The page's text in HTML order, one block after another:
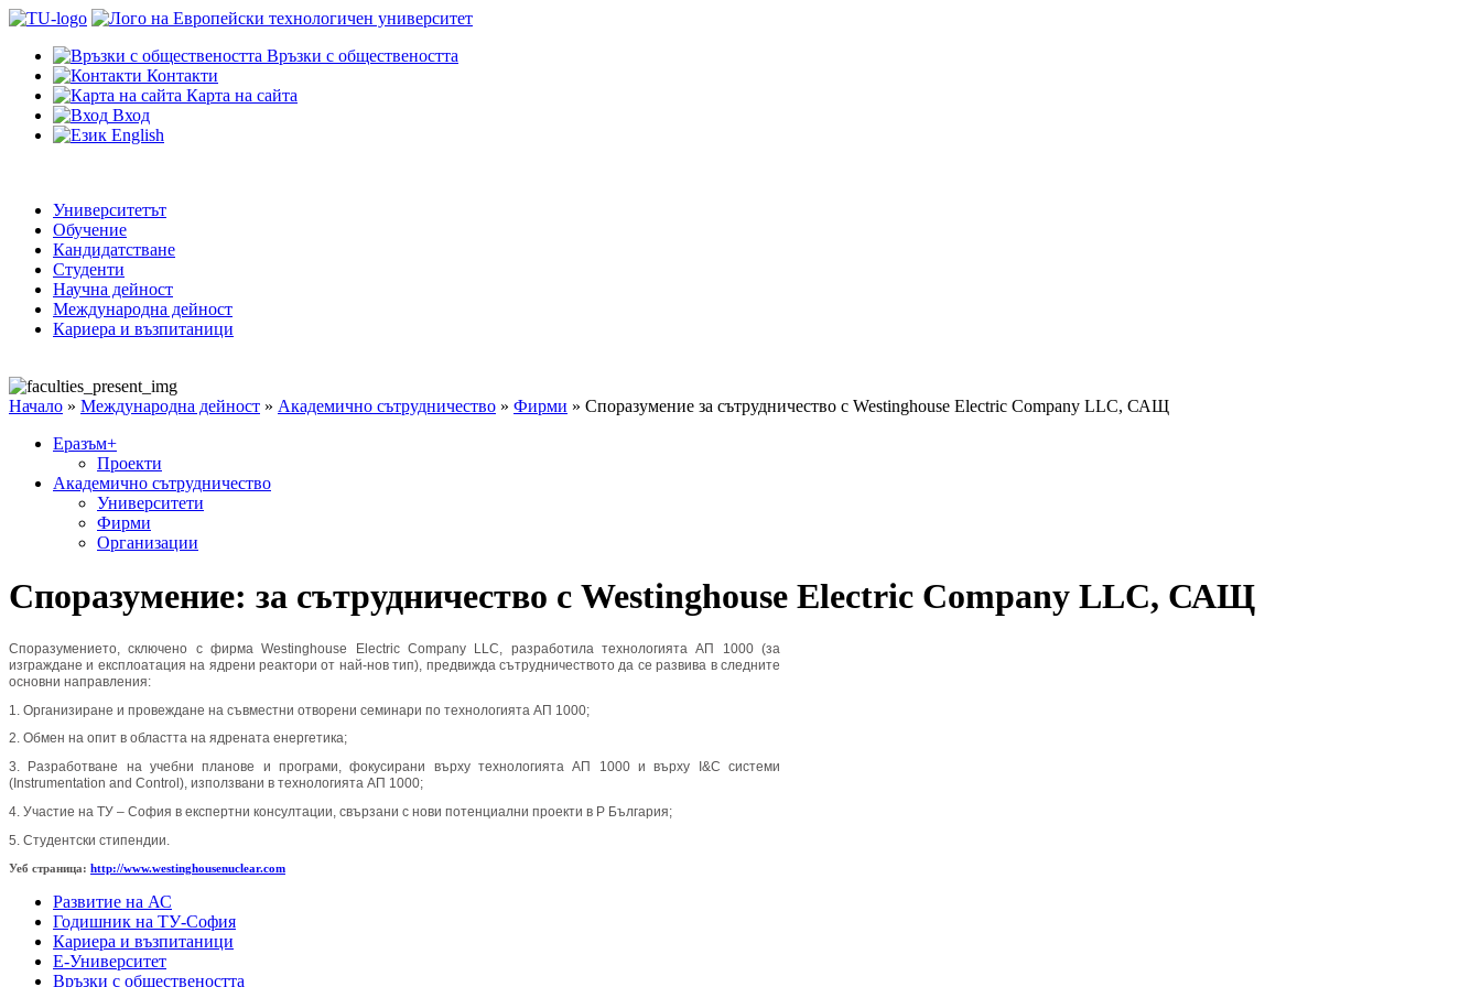
Връзки с обществеността
Контакти
Карта на сайта
Вход
English
Университетът
Обучение
Кандидатстване
Студенти
Научна дейност
Международна дейност
Кариера и възпитаници
Начало » Международна дейност » Академично сътрудничество » Фирми » Споразумение за сътрудничество с Westinghouse Electric Company LLC, САЩ
Еразъм+
Проекти
Академично сътрудничество
Университети
Фирми
Организации
Споразумение: за сътрудничество с Westinghouse Electric Company LLC, САЩ
Споразумението, сключено с фирма Westinghouse Electric Company LLC, разработила технологията AП 1000 (за
изграждане и експлоатация на ядрени реактори от най-нов тип), предвижда сътрудничеството да се развива в следните
основни направления:
1. Организиране и провеждане на съвместни отворени семинари по технологията AП 1000;
2. Обмен на опит в областта на ядрената енергетика;
3. Разработване на учебни планове и програми, фокусирани върху технологията AП 1000 и върху I&C системи
(Instrumentation and Control), използвани в технологията AП 1000;
4. Участие на ТУ – София в експертни консултации, свързани с нови потенциални проекти в Р България;
5. Студентски стипендии.
Уеб страница: http://www.westinghousenuclear.com
Развитие на АС
Годишник на ТУ-София
Кариера и възпитаници
Е-Университет
Връзки с обществеността